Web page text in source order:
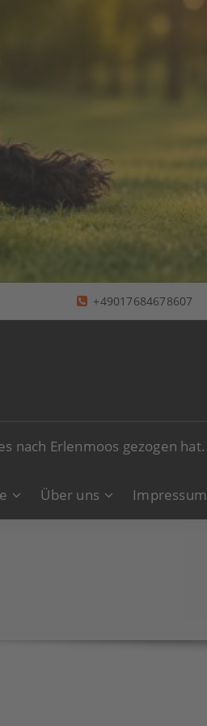
+49017684678607
nach Erlenmoos gezogen hat.
Über uns Impressum